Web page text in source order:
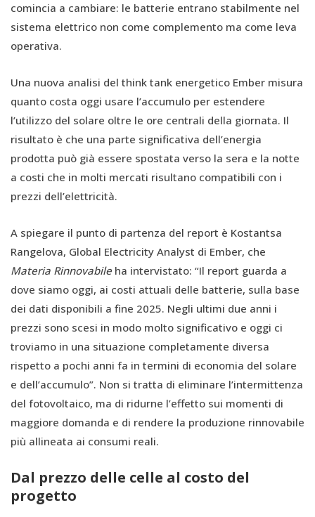
comincia a cambiare: le batterie entrano stabilmente nel
sistema elettrico non come complemento ma come leva
operativa.
Una nuova analisi del think tank energetico Ember misura
quanto costa oggi usare l’accumulo per estendere
l’utilizzo del solare oltre le ore centrali della giornata. Il
risultato è che una parte significativa dell’energia
prodotta può già essere spostata verso la sera e la notte
a costi che in molti mercati risultano compatibili con i
prezzi dell’elettricità.
A spiegare il punto di partenza del report è Kostantsa
Rangelova, Global Electricity Analyst di Ember, che
Materia Rinnovabile ha intervistato: “Il report guarda a
dove siamo oggi, ai costi attuali delle batterie, sulla base
dei dati disponibili a fine 2025. Negli ultimi due anni i
prezzi sono scesi in modo molto significativo e oggi ci
troviamo in una situazione completamente diversa
rispetto a pochi anni fa in termini di economia del solare
e dell’accumulo”. Non si tratta di eliminare l’intermittenza
del fotovoltaico, ma di ridurne l’effetto sui momenti di
maggiore domanda e di rendere la produzione rinnovabile
più allineata ai consumi reali.
Dal prezzo delle celle al costo del
progetto